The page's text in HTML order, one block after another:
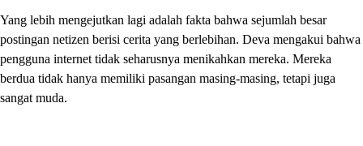
Yang lebih mengejutkan lagi adalah fakta bahwa sejumlah besar
postingan netizen berisi cerita yang berlebihan. Deva mengakui bahwa
pengguna internet tidak seharusnya menikahkan mereka. Mereka
berdua tidak hanya memiliki pasangan masing-masing, tetapi juga
sangat muda.